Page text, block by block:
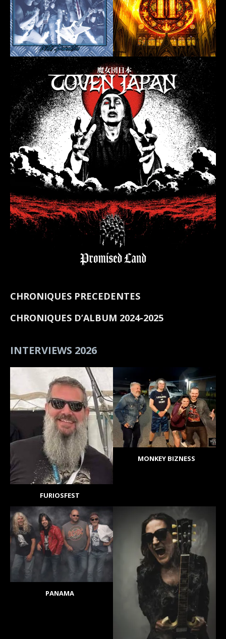
CHRONIQUES PRECEDENTES
CHRONIQUES D’ALBUM 2024-2025
INTERVIEWS 2026
FURIOSFEST
MONKEY BIZNESS
PANAMA